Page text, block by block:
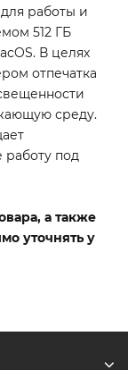
работы и
512 ГБ
В целях
отпечатка
среду.
работу под
а также
уточнять у